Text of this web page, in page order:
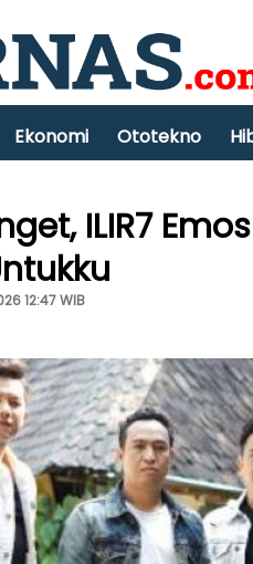
Ekonomi Ototekno
ILIR7
12:47 WIB